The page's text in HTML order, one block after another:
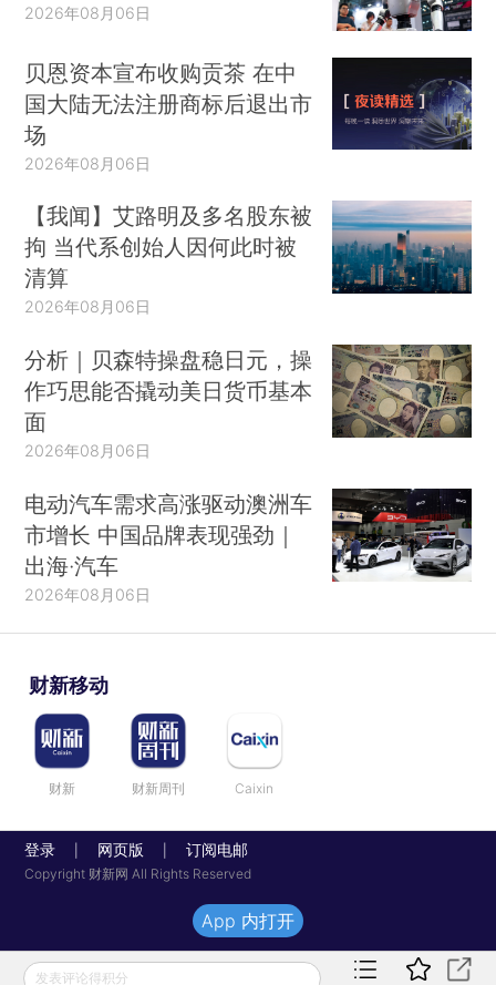
2026年08月06日
贝恩资本宣布收购贡茶 在中
国大陆无法注册商标后退出市
场
2026年08月06日
【我闻】艾路明及多名股东被
拘 当代系创始人因何此时被
清算
2026年08月06日
分析｜贝森特操盘稳日元，操
作巧思能否撬动美日货币基本
面
2026年08月06日
电动汽车需求高涨驱动澳洲车
市增长 中国品牌表现强劲｜
出海·汽车
2026年08月06日
财新移动
财新 财新周刊 Caixin
登录 网页版 订阅电邮
Copyright 财新网 All Rights Reserved
发表评论得积分
App 内打开